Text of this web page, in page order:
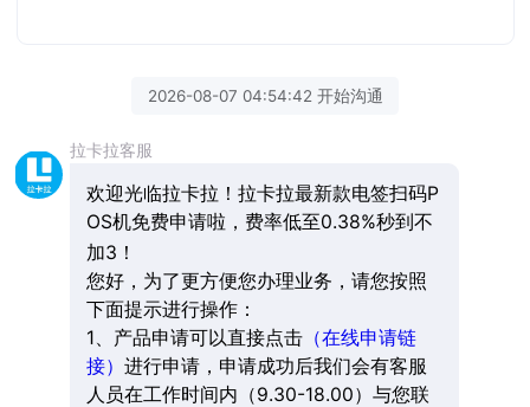
2026-08-07 04:54:42 开始沟通
拉卡拉客服
欢迎光临拉卡拉！拉卡拉最新款电签扫码P
OS机免费申请啦，费率低至0.38%秒到不
加3！
您好，为了更方便您办理业务，请您按照
下面提示进行操作：
1、产品申请可以直接点击（在线申请链
接） 进行申请，申请成功后我们会有客服
人员在工作时间内（9.30-18.00）与您联